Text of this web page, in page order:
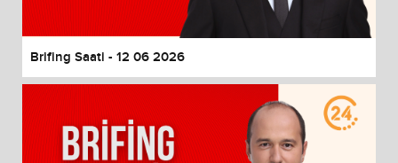
Brifing Saati - 12 06 2026